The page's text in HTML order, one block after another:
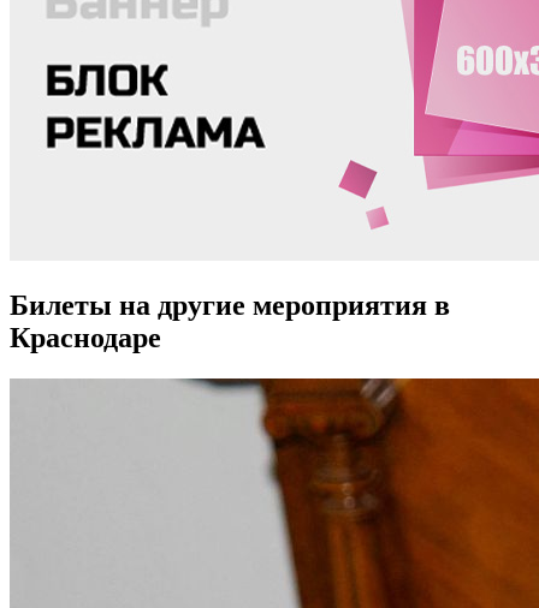
Билеты на другие мероприятия в
Краснодаре